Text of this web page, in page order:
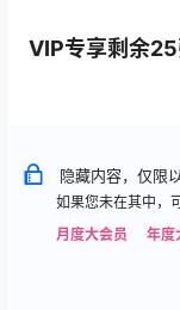
VIP专享剩余
隐藏内容，仅限
如果您未在其中，
月度大会员
年度